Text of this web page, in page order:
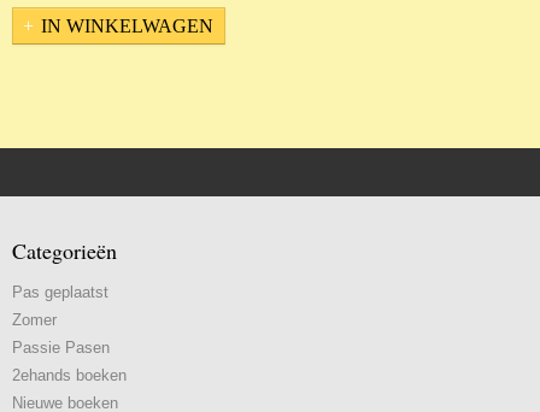
IN WINKELWAGEN
Categorieën
Pas geplaatst
Zomer
Passie Pasen
2ehands boeken
Nieuwe boeken